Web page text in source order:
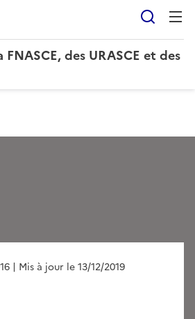
des URASCE et des
| Mis à jour le 13/12/2019